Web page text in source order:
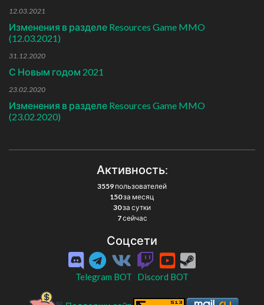
12.03.2021
Изменения в разделе Resources Game MMO
(12.03.2021)
31.12.2020
С Новым годом 2021
23.02.2020
Изменения в разделе Resources Game MMO
(23.02.2020)
Активность:
3559 пользователей
150за месяц
30за сутки
7сейчас
Соцсети
Telegram BOT Discord BOT